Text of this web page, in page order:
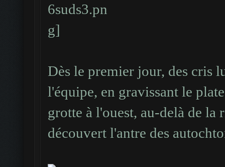
Dès le premier jour, des cris
l'équipe, en gravissant le
grotte à l'ouest, au-delà de la
découvert l'antre des